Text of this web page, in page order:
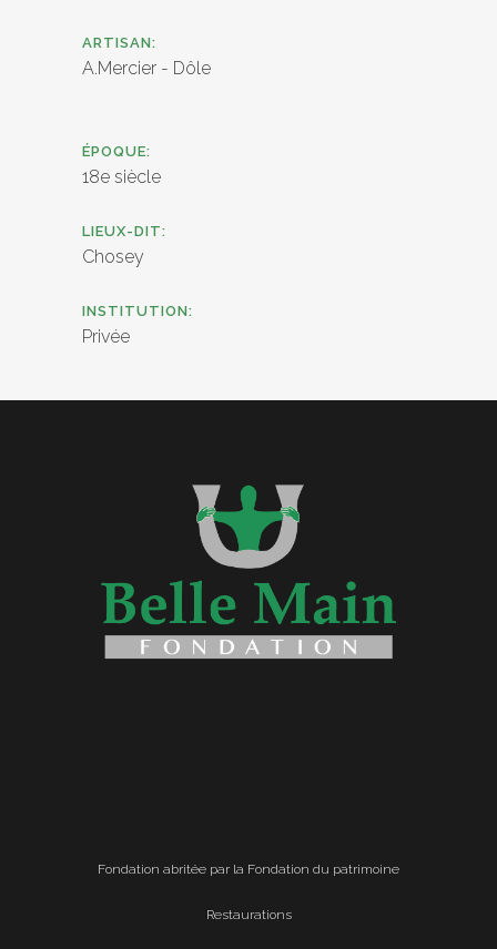
ARTISAN:
A.Mercier - Dôle
ÉPOQUE:
18e siècle
LIEUX-DIT:
Chosey
INSTITUTION:
Privée
Fondation abritée par la Fondation du patrimoine
Restaurations